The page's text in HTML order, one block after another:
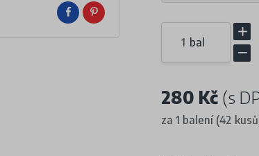
bal
280 Kč (s
za 1 balení (42